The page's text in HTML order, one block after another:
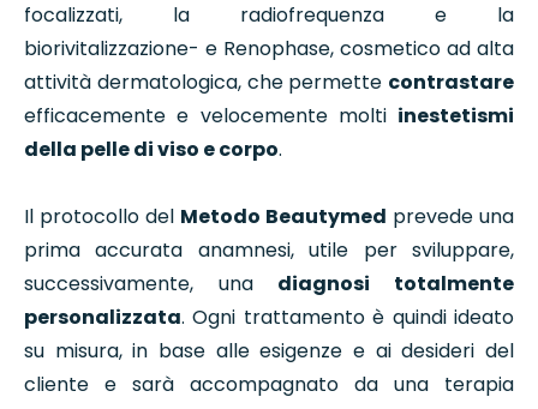
focalizzati, la radiofrequenza e la
biorivitalizzazione- e Renophase, cosmetico ad alta
attività dermatologica, che permette contrastare
efficacemente e velocemente molti inestetismi
della pelle di viso e corpo.
Il protocollo del Metodo Beautymed prevede una
prima accurata anamnesi, utile per sviluppare,
successivamente, una diagnosi totalmente
personalizzata. Ogni trattamento è quindi ideato
su misura, in base alle esigenze e ai desideri del
cliente e sarà accompagnato da una terapia